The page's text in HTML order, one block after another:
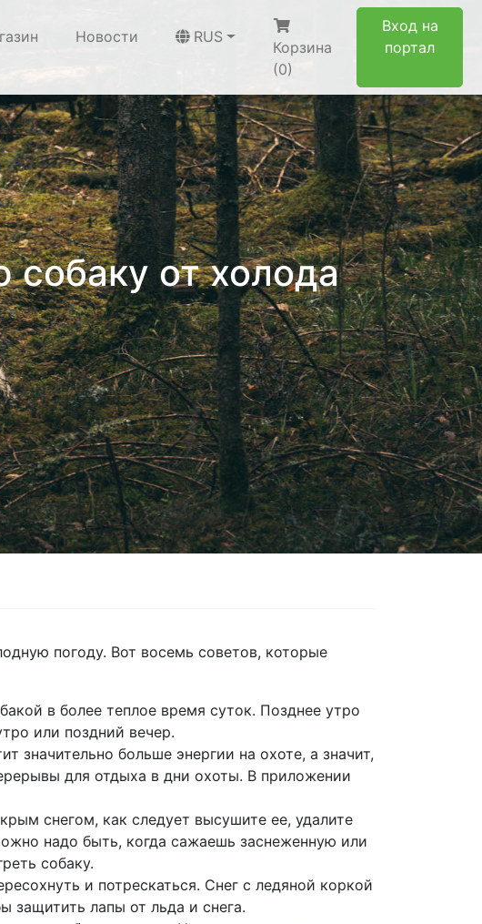
Новости RUS
Корзина
(0)
Вход на
портал
собаку от холода
погоду. Вот восемь советов, которые
в более теплое время суток. Позднее утро
или поздний вечер.
значительно больше энергии на охоте, а значит,
для отдыха в дни охоты. В приложении
снегом, как следует высушите ее, удалите
надо быть, когда сажаешь заснеженную или
собаку.
и потрескаться. Снег с ледяной коркой
защитить лапы от льда и снега.